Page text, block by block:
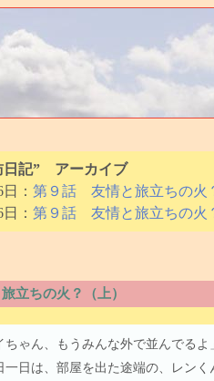
日記” アーカイブ
： 第９話 友情と旅立ちの火
： 第９話 友情と旅立ちの火
立ちの火？（上）
ゃん、もうみんな外で並んでるよ」
日は、部屋を出た途端の、レンく